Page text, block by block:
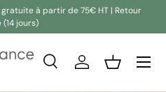
à partir de 75€ HT | Retour
(14 jours)
RechercheSe connecter
Panier